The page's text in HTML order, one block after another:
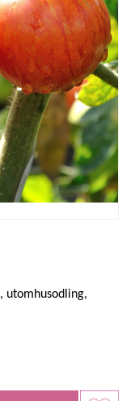
utomhusodling,